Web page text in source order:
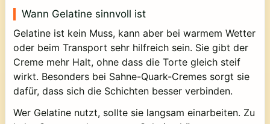
Wann Gelatine sinnvoll ist
Gelatine ist kein Muss, kann aber bei warmem Wetter
oder beim Transport sehr hilfreich sein. Sie gibt der
Creme mehr Halt, ohne dass die Torte gleich steif
wirkt. Besonders bei Sahne-Quark-Cremes sorgt sie
dafür, dass sich die Schichten besser verbinden.
Wer Gelatine nutzt, sollte sie langsam einarbeiten. Zu